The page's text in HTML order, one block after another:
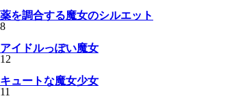
薬を調合する魔女のシルエット
8
アイドルっぽい魔女
12
キュートな魔女少女
11